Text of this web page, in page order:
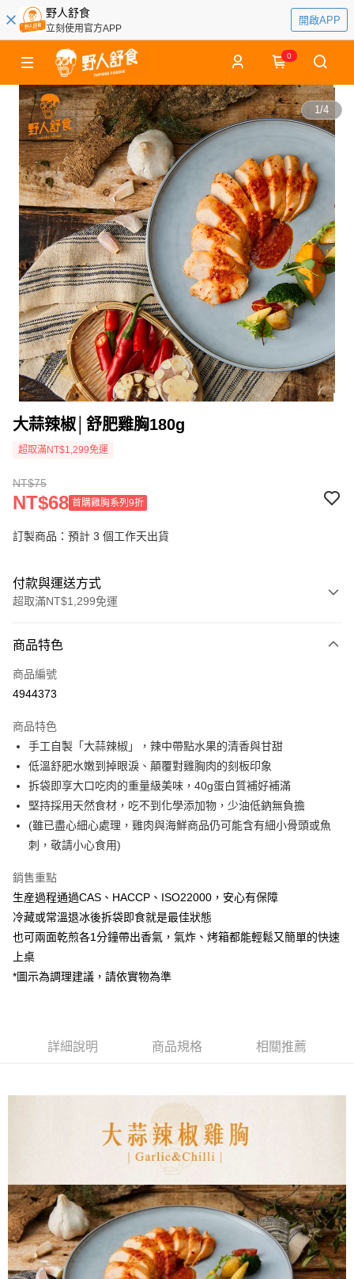
野人舒食
立刻使用官方APP
開啟APP
0
1/4
大蒜辣椒│舒肥雞胸180g
超取滿NT$1,299免運
NT$75
NT$68 首購雞胸系列9折
訂製商品：預計 3 個工作天出貨
付款與運送方式
超取滿NT$1,299免運
信用卡一次付款
信用卡分期付款
合作金庫商業銀行
華南商業銀行
彰化商業銀行
上海商業儲蓄銀行
台北富邦商業銀行
國泰世華商業銀行
兆豐國際商業銀行
臺灣中小企業銀行
台中商業銀行
匯豐（台灣）商業銀行
華泰商業銀行
聯邦商業銀行
遠東國際商業銀行
元大商業銀行
台新國際商業銀行
台灣樂天信用卡公司
LINE Pay
Apple Pay
街口支付
Google Pay
大哥付你分期
相關說明
【大哥付你分期使用說明】
1.本服務由台灣大哥大提供，台灣大哥大用戶可立即使用無須另外申請。
2.付款方式選擇「大哥付你分期」，訂單成立後會自動跳轉到大哥付的交易
流程，驗證手機門號後，選擇欲分期的期數、繳款截止日，確認付款後即完
成交易。
【繳款方式說明】
2.透過簡訊連結打開帳單後，可選擇「超商條碼／台灣大直營門市／銀行轉
帳／街口支付／iPASS MONEY」等通路繳費。
1.本服務係由「台灣大哥大股份有限公司」（以下簡稱本公司）所提供，讓
用戶於交易時，得透過本服務購買商品或服務，並由商店將買賣／分期付款
2.基於同意付款使用「大哥付你分期」之契約關係目的，商店將以您的個人
資料（包含姓名、電話或地址）提供予台灣大哥大進項蒐集、處理及利用，
由本公司與您本人進行分期帳單所需資料之確認、核對及更正。
3.完整用戶服務條款，請詳閱以下連結：https://oppay.tw/userRule
AFTEE先享後付
相關說明
【關於「AFTEE先享後付」】
AFTEE先享後付是「在收到商品之後才付款」的支付方式。 讓您購物簡單
３．安心：先確認商品／服務後，再付款。
３．收到繳費通知簡訊後14天內，點擊此簡訊中的連結，可透過四大超商／
ATM／網路銀行／等多元方式進行付款，方視為交易完成。
※ 請注意：結帳手續完成當下不需立刻繳費，但若您需要取消訂單，請聯絡
購買商品的店家。未經商家同意取消之訂單仍視為有效，需透過AFTEE先享
後付繳納相關費用。
※ 交易是否成功請以「AFTEE先享後付 」之結帳頁面顯示為準，若有關於
是否繳費成功／繳費後需取消欲退款等相關疑問，請聯繫「AFTEE先享後付
客戶支援中心」https://netprotections.freshdesk.com/support/home
【注意事項】
１．透過由恩沛科技股份有限公司提供之「AFTEE先享後付」服務完成之交
ATM付款
運送方式
每筆NT$170，滿NT$1,299(含以上)免運費
每筆NT$150，滿NT$1,299(含以上)免運費
每筆NT$250，滿NT$2,000(含以上)免運費
冷凍宅配(貨到付款，僅限本島地區)
每筆NT$150，滿NT$2,000(含以上)免運費
商品特色
商品編號
4944373
商品特色
手工自製「大蒜辣椒」，辣中帶點水果的清香與甘甜
低溫舒肥水嫩到掉眼淚、顛覆對雞胸肉的刻板印象
拆袋即享大口吃肉的重量級美味，40g蛋白質補好補滿
堅持採用天然食材，吃不到化學添加物，少油低鈉無負擔
(雖已盡心細心處理，雞肉與海鮮商品仍可能含有細小骨頭或魚
刺，敬請小心食用)
銷售重點
生産過程通過CAS、HACCP、ISO22000，安心有保障
冷藏或常溫退冰後拆袋即食就是最佳狀態
也可兩面乾煎各1分鐘帶出香氣，氣炸、烤箱都能輕鬆又簡單的快速
上桌
*圖示為調理建議，請依實物為準
詳細說明 商品規格 相關推薦